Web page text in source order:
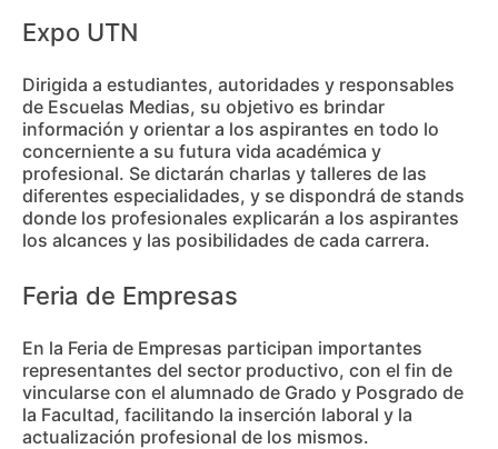
Expo UTN
Dirigida a estudiantes, autoridades y responsables
de Escuelas Medias, su objetivo es brindar
información y orientar a los aspirantes en todo lo
concerniente a su futura vida académica y
profesional. Se dictarán charlas y talleres de las
diferentes especialidades, y se dispondrá de stands
donde los profesionales explicarán a los aspirantes
los alcances y las posibilidades de cada carrera.
Feria de Empresas
En la Feria de Empresas participan importantes
representantes del sector productivo, con el fin de
vincularse con el alumnado de Grado y Posgrado de
la Facultad, facilitando la inserción laboral y la
actualización profesional de los mismos.